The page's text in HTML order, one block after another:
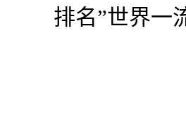
排名”世界一